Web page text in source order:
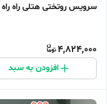
سرویس روتختی هتلی راه راه
4,824,000
افزودن به سبد